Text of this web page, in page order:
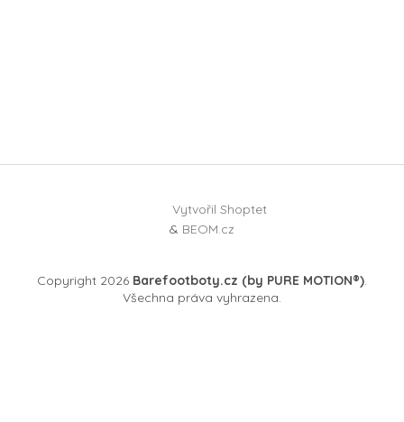
Vytvořil Shoptet
& BEOM.cz
Copyright 2026 Barefootboty.cz (by PURE MOTION®).
Všechna práva vyhrazena.